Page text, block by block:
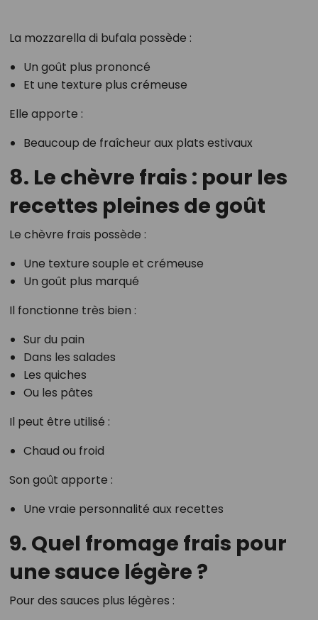
La mozzarella di bufala possède :
Un goût plus prononcé
Et une texture plus crémeuse
Elle apporte :
Beaucoup de fraîcheur aux plats estivaux
8. Le chèvre frais : pour les
recettes pleines de goût
Le chèvre frais possède :
Une texture souple et crémeuse
Un goût plus marqué
Il fonctionne très bien :
Sur du pain
Dans les salades
Les quiches
Ou les pâtes
Il peut être utilisé :
Chaud ou froid
Son goût apporte :
Une vraie personnalité aux recettes
9. Quel fromage frais pour
une sauce légère ?
Pour des sauces plus légères :